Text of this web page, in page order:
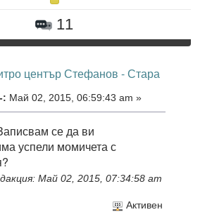
11
център Стефанов - Стара
: Май 02, 2015, 06:59:43 am »
се да ви
успели момичета с
Май 02, 2015, 07:34:58 am
Активен